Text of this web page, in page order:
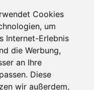
Cookies
um
Internet-Erlebnis
die Werbung,
an Ihre
Diese
wir außerdem,